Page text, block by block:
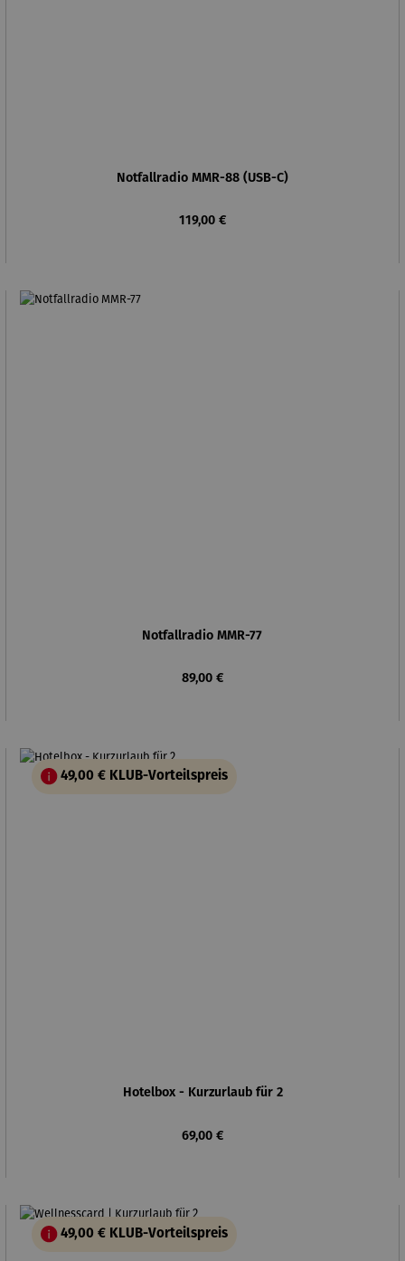
Notfallradio MMR-88 (USB-C)
Regulärer Preis:
119,00 €
Notfallradio MMR-77
Regulärer Preis:
89,00 €
49,00 € KLUB-Vorteilspreis
Hotelbox - Kurzurlaub für 2
Regulärer Preis:
69,00 €
49,00 € KLUB-Vorteilspreis